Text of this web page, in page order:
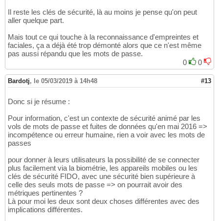
Il reste les clés de sécurité, là au moins je pense qu'on peut
aller quelque part.
Mais tout ce qui touche à la reconnaissance d'empreintes et
faciales, ça a déjà été trop démonté alors que ce n'est même
pas aussi répandu que les mots de passe.
0
0
Bardotj, le 05/03/2019 à 14h48 #13
Donc si je résume :
Pour information, c'est un contexte de sécurité animé par les
vols de mots de passe et fuites de données qu'en mai 2016 =>
incompétence ou erreur humaine, rien a voir avec les mots de
passes
pour donner à leurs utilisateurs la possibilité de se connecter
plus facilement via la biométrie, les appareils mobiles ou les
clés de sécurité FIDO, avec une sécurité bien supérieure à
celle des seuls mots de passe => on pourrait avoir des
métriques pertinentes ?
Là pour moi les deux sont deux choses différentes avec des
implications différentes.